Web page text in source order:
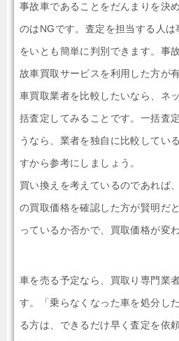
事故車であることをだんまりを決
のはNGです。査定を担当する人
をいとも簡単に判別できます。事
故車買取サービスを利用した方が有
車買取業者を比較したいなら、ネ
括査定してみることです。一括査
うなら、業者を独自に比較してい
すから参考にしましょう。
買い換えを考えているのであれば
の買取価格を確認した方が賢明だ
っているか否かで、買取価格が変
車を売る予定なら、買取り専門業
す。「乗らなくなった車を処分し
る方は、できるだけ早く査定を依